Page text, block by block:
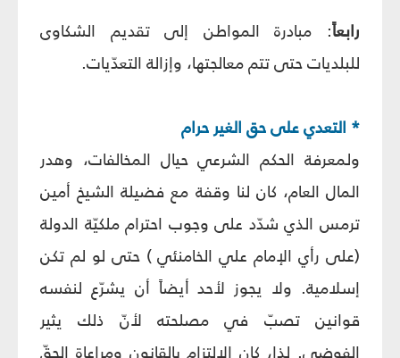
رابعاً: مبادرة المواطن إلى تقديم الشكاوى
للبلديات حتى تتم معالجتها، وإزالة التعدّيات.
* التعدي على حق الغير حرام
ولمعرفة الحكم الشرعي حيال المخالفات، وهدر
المال العام، كان لنا وقفة مع فضيلة الشيخ أمين
ترمس الذي شدّد على وجوب احترام ملكيّة الدولة
(على رأي الإمام علي الخامنئي ) حتى لو لم تكن
إسلامية. ولا يجوز لأحد أيضاً أن يشرّع لنفسه
قوانين تصبّ في مصلحته لأنّ ذلك يثير
الفوضى. لذا، كان الالتزام بالقانون ومراعاة الحقّ